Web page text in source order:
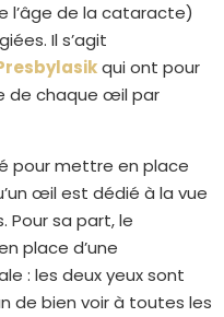
l’âge de la cataracte)
Il s’agit
qui ont pour
de chaque œil par
pour mettre en place
œil est dédié à la vue
Pour sa part, le
place d’une
: les deux yeux sont
de bien voir à toutes les